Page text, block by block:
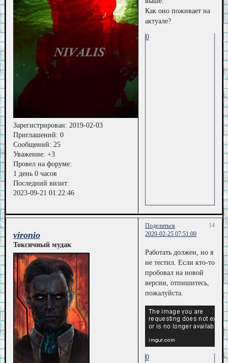
Зарегистрирован: 2019-02-03
Приглашений: 0
Сообщений: 25
Уважение: +3
Провел на форуме:
1 день 0 часов
Последний визит:
2023-09-21 01:22:46
Как оно поживает на
актуале?
0
Поделиться
14
2020-02-25 07:51:00
vironio
Токсичный мудак
Работать должен, но я
не тестил. Если кто-то
пробовал на новой
версии, отпишитесь,
пожалуйста.
0